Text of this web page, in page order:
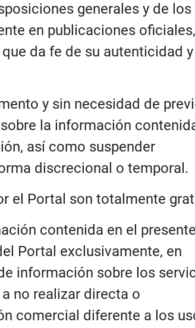
generales y de
en publicaciones
da fe de su autenticidad y
y sin necesidad de
la información
así como suspender
discrecional o temporal.
el Portal son totalmente
contenida en el
Portal exclusivamente, en
información sobre los
no realizar directa o
comercial diferente a los